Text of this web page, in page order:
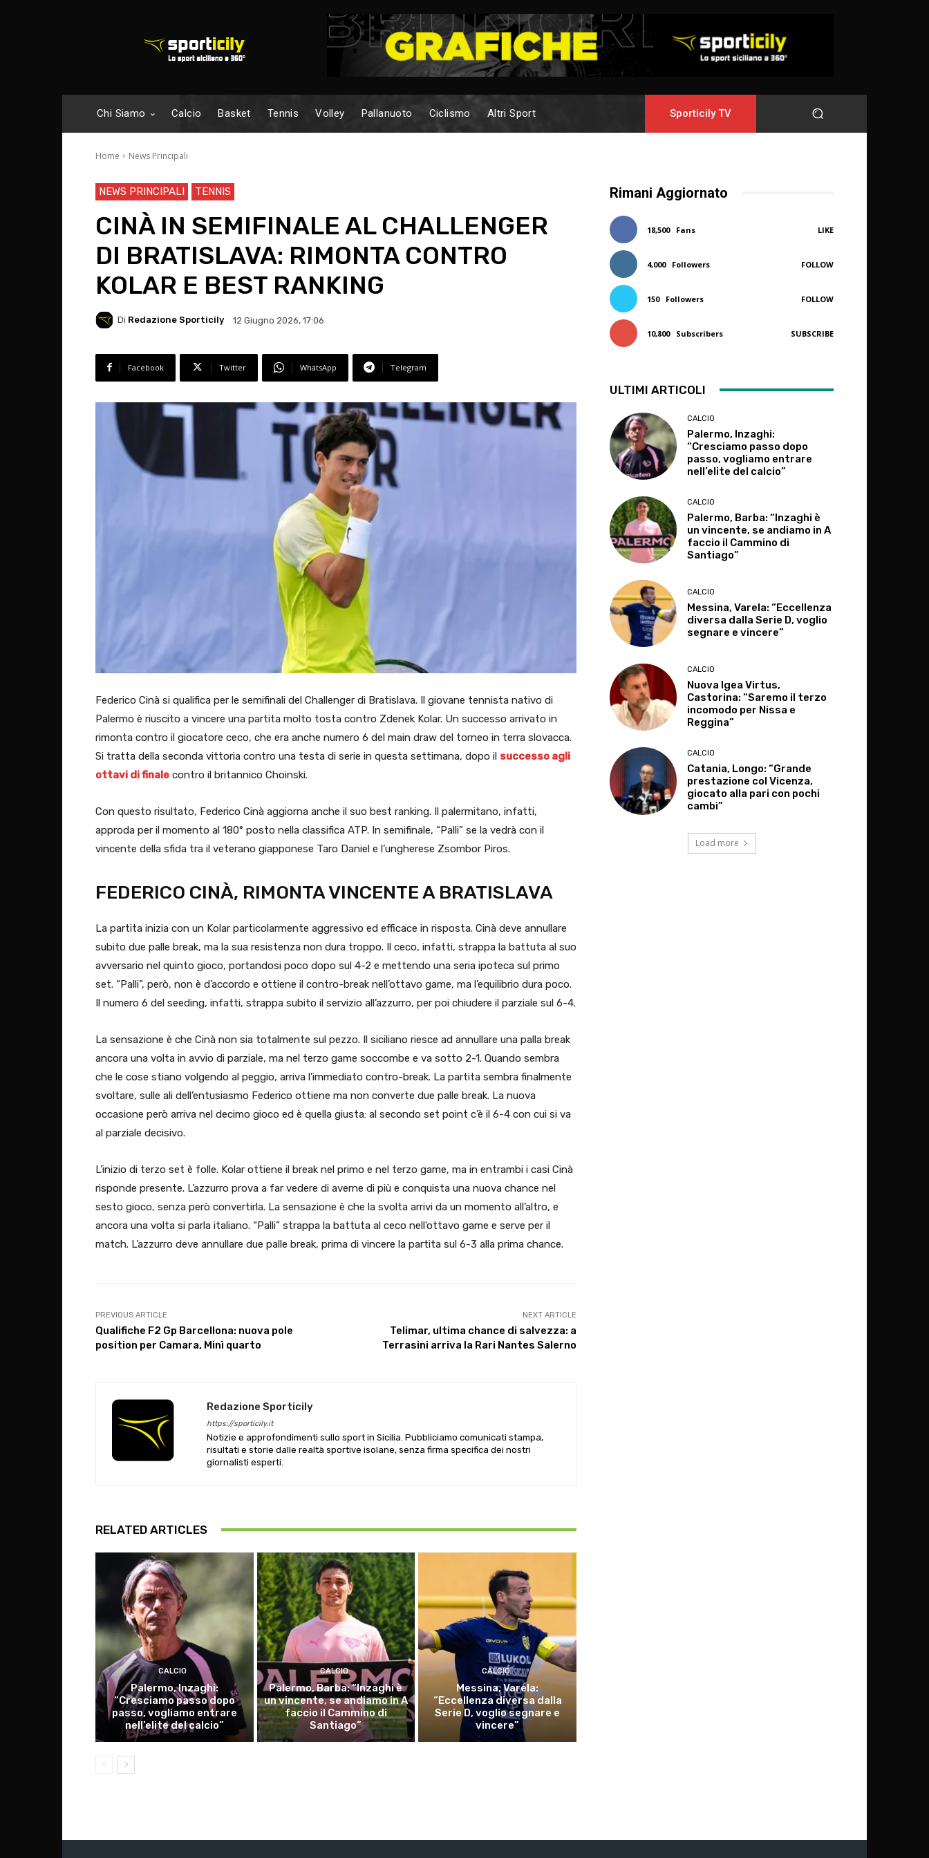
Chi Siamo Calcio Basket Tennis Volley Pallanuoto Ciclismo Altri Sport Sporticily TV
Home News Principali
NEWS PRINCIPALI TENNIS
CINÀ IN SEMIFINALE AL CHALLENGER
DI BRATISLAVA: RIMONTA CONTRO
KOLAR E BEST RANKING
Di Redazione Sporticily 12 Giugno 2026, 17:06
Facebook Twitter WhatsApp Telegram
Federico Cinà si qualifica per le semifinali del Challenger di Bratislava. Il giovane tennista nativo di
Palermo è riuscito a vincere una partita molto tosta contro Zdenek Kolar. Un successo arrivato in
rimonta contro il giocatore ceco, che era anche numero 6 del main draw del torneo in terra slovacca.
Si tratta della seconda vittoria contro una testa di serie in questa settimana, dopo il successo agli
ottavi di finale contro il britannico Choinski.
Con questo risultato, Federico Cinà aggiorna anche il suo best ranking. Il palermitano, infatti,
approda per il momento al 180° posto nella classifica ATP. In semifinale, “Palli” se la vedrà con il
vincente della sfida tra il veterano giapponese Taro Daniel e l’ungherese Zsombor Piros.
FEDERICO CINÀ, RIMONTA VINCENTE A BRATISLAVA
La partita inizia con un Kolar particolarmente aggressivo ed efficace in risposta. Cinà deve annullare
subito due palle break, ma la sua resistenza non dura troppo. Il ceco, infatti, strappa la battuta al suo
avversario nel quinto gioco, portandosi poco dopo sul 4-2 e mettendo una seria ipoteca sul primo
set. “Palli”, però, non è d’accordo e ottiene il contro-break nell’ottavo game, ma l’equilibrio dura poco.
Il numero 6 del seeding, infatti, strappa subito il servizio all’azzurro, per poi chiudere il parziale sul 6-4.
La sensazione è che Cinà non sia totalmente sul pezzo. Il siciliano riesce ad annullare una palla break
ancora una volta in avvio di parziale, ma nel terzo game soccombe e va sotto 2-1. Quando sembra
che le cose stiano volgendo al peggio, arriva l’immediato contro-break. La partita sembra finalmente
svoltare, sulle ali dell’entusiasmo Federico ottiene ma non converte due palle break. La nuova
occasione però arriva nel decimo gioco ed è quella giusta: al secondo set point c’è il 6-4 con cui si va
al parziale decisivo.
L’inizio di terzo set è folle. Kolar ottiene il break nel primo e nel terzo game, ma in entrambi i casi Cinà
risponde presente. L’azzurro prova a far vedere di averne di più e conquista una nuova chance nel
sesto gioco, senza però convertirla. La sensazione è che la svolta arrivi da un momento all’altro, e
ancora una volta si parla italiano. “Palli” strappa la battuta al ceco nell’ottavo game e serve per il
match. L’azzurro deve annullare due palle break, prima di vincere la partita sul 6-3 alla prima chance.
PREVIOUS ARTICLE
Qualifiche F2 Gp Barcellona: nuova pole
position per Camara, Minì quarto
NEXT ARTICLE
Telimar, ultima chance di salvezza: a
Terrasini arriva la Rari Nantes Salerno
Redazione Sporticily
https://sporticily.it
Notizie e approfondimenti sullo sport in Sicilia. Pubbliciamo comunicati stampa,
risultati e storie dalle realtà sportive isolane, senza firma specifica dei nostri
giornalisti esperti.
RELATED ARTICLES
CALCIO
Palermo, Inzaghi:
“Cresciamo passo dopo
passo, vogliamo entrare
nell’elite del calcio”
CALCIO
Palermo, Barba: “Inzaghi è
un vincente, se andiamo in A
faccio il Cammino di
Santiago”
CALCIO
Messina, Varela:
“Eccellenza diversa dalla
Serie D, voglio segnare e
vincere”
Rimani Aggiornato
18,500 Fans LIKE
4,000 Followers FOLLOW
150 Followers FOLLOW
10,800 Subscribers SUBSCRIBE
ULTIMI ARTICOLI
CALCIO
Palermo, Inzaghi:
“Cresciamo passo dopo
passo, vogliamo entrare
nell’elite del calcio”
CALCIO
Palermo, Barba: “Inzaghi è
un vincente, se andiamo in A
faccio il Cammino di
Santiago”
CALCIO
Messina, Varela: “Eccellenza
diversa dalla Serie D, voglio
segnare e vincere”
CALCIO
Nuova Igea Virtus,
Castorina: “Saremo il terzo
incomodo per Nissa e
Reggina”
CALCIO
Catania, Longo: “Grande
prestazione col Vicenza,
giocato alla pari con pochi
cambi”
Load more